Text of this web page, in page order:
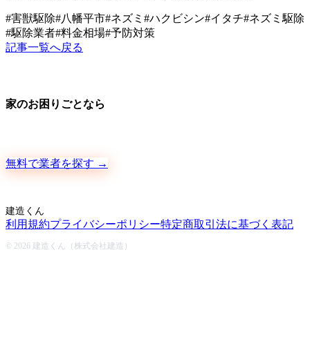
#害獣駆除#八幡平市#ネズミ #ハクビシン#イタチ#ネズミ駆除
#駆除業者#料金相場#予防対策
記事一覧へ戻る
家のお困りごとなら
無料で業者を探す →
建造くん
利用規約プライバシーポリシー特定商取引法に基づく表記
© 2026 建造くん（株式会社建造）